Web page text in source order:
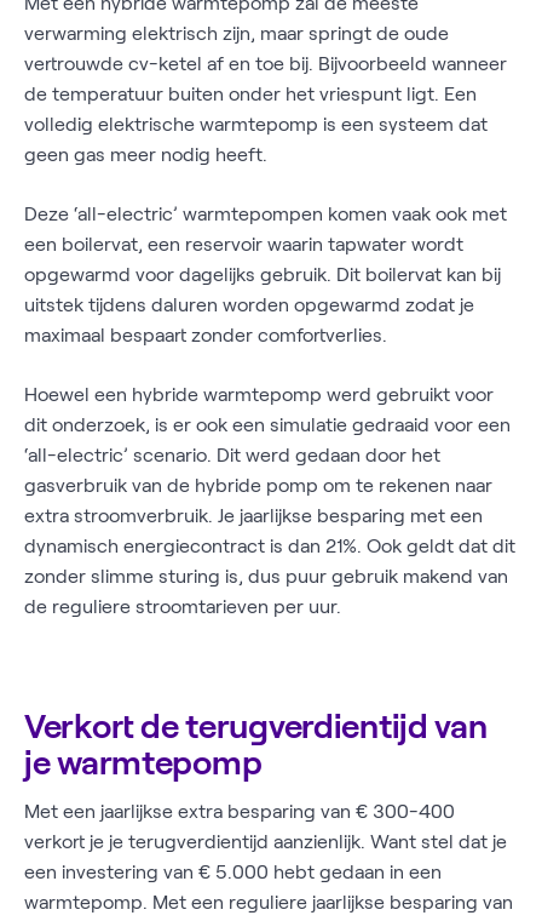
verwarming elektrisch zijn, maar springt de oude
vertrouwde cv-ketel af en toe bij. Bijvoorbeeld wanneer
de temperatuur buiten onder het vriespunt ligt. Een
volledig elektrische warmtepomp is een systeem dat
geen gas meer nodig heeft.
Deze ‘all-electric’ warmtepompen komen vaak ook met
een boilervat, een reservoir waarin tapwater wordt
opgewarmd voor dagelijks gebruik. Dit boilervat kan bij
uitstek tijdens daluren worden opgewarmd zodat je
maximaal bespaart zonder comfortverlies.
Hoewel een hybride warmtepomp werd gebruikt voor
dit onderzoek, is er ook een simulatie gedraaid voor een
‘all-electric’ scenario. Dit werd gedaan door het
gasverbruik van de hybride pomp om te rekenen naar
extra stroomverbruik. Je jaarlijkse besparing met een
dynamisch energiecontract is dan 21%. Ook geldt dat dit
zonder slimme sturing is, dus puur gebruik makend van
de reguliere stroomtarieven per uur.
Verkort de terugverdientijd van
je warmtepomp
Met een jaarlijkse extra besparing van € 300-400
verkort je je terugverdientijd aanzienlijk. Want stel dat je
een investering van € 5.000 hebt gedaan in een
warmtepomp. Met een reguliere jaarlijkse besparing van